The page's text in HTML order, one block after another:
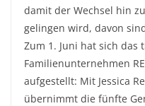
damit der Wechsel hin
gelingen wird, davon
Zum 1. Juni hat sich das
Familienunternehmen
aufgestellt: Mit Jessica
übernimmt die fünfte